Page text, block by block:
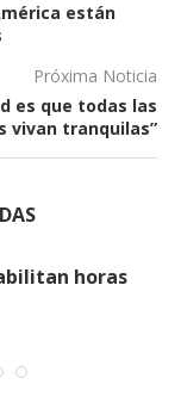
están
Próxima Noticia
es que todas las
vivan tranquilas”
horas